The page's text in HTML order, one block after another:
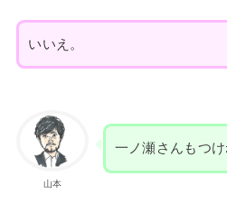
いいえ。
山本
一ノ瀬さんもつけ